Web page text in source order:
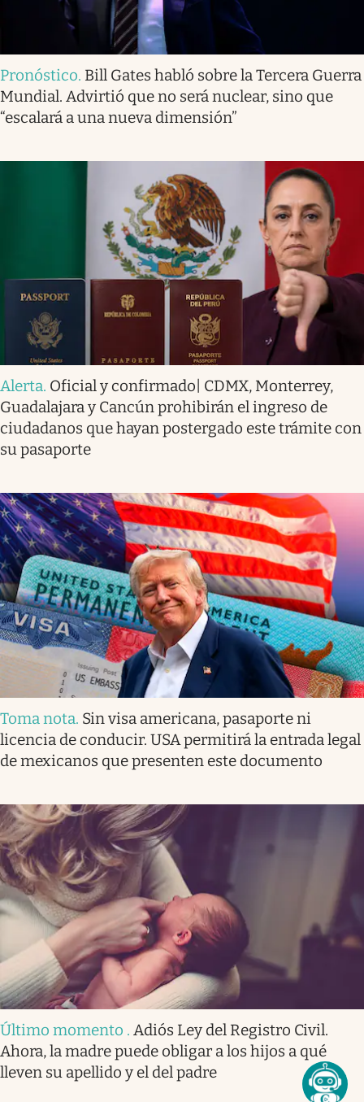
Pronóstico. Bill Gates habló sobre la Tercera Guerra
Mundial. Advirtió que no será nuclear, sino que
“escalará a una nueva dimensión”
Alerta. Oficial y confirmado| CDMX, Monterrey,
Guadalajara y Cancún prohibirán el ingreso de
ciudadanos que hayan postergado este trámite con
su pasaporte
Toma nota. Sin visa americana, pasaporte ni
licencia de conducir. USA permitirá la entrada legal
de mexicanos que presenten este documento
Último momento . Adiós Ley del Registro Civil.
Ahora, la madre puede obligar a los hijos a qué
lleven su apellido y el del padre